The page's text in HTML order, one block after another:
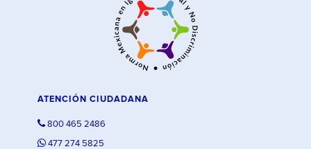
ATENCIÓN CIUDADANA
800 465 2486
477 274 5825